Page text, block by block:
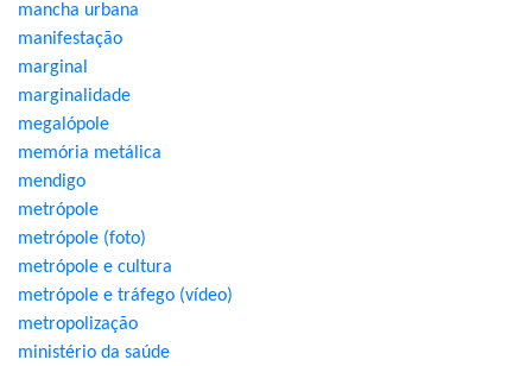
mancha urbana
manifestação
marginal
marginalidade
megalópole
memória metálica
mendigo
metrópole
metrópole (foto)
metrópole e cultura
metrópole e tráfego (vídeo)
metropolização
ministério da saúde